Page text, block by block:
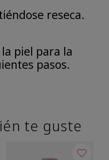
reseca.
piel para la
pasos.
te guste